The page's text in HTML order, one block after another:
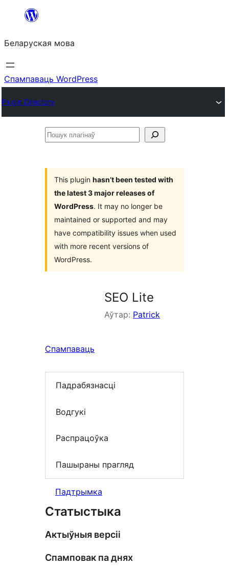
Перайсці
змесціва
Беларуская мова
Спампаваць WordPress
Plugin Directory
Пошук
This plugin hasn’t been tested with
the latest 3 major releases of
WordPress. It may no longer be
maintained or supported and may
have compatibility issues when used
with more recent versions of
WordPress.
SEO Lite
Аўтар: Patrick
Спампаваць
Падрабязнасці
Водгукі
Распрацоўка
Пашыраны прагляд
Падтрымка
Статыстыка
Актыўныя версіі
Спамповак па днях